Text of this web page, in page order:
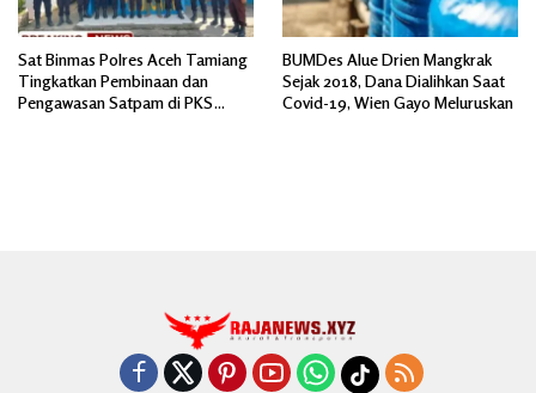
Sat Binmas Polres Aceh Tamiang
Tingkatkan Pembinaan dan
Pengawasan Satpam di PKS
BUMDes Alue Drien Mangkrak
Sejak 2018, Dana Dialihkan Saat
Covid-19, Wien Gayo Meluruskan